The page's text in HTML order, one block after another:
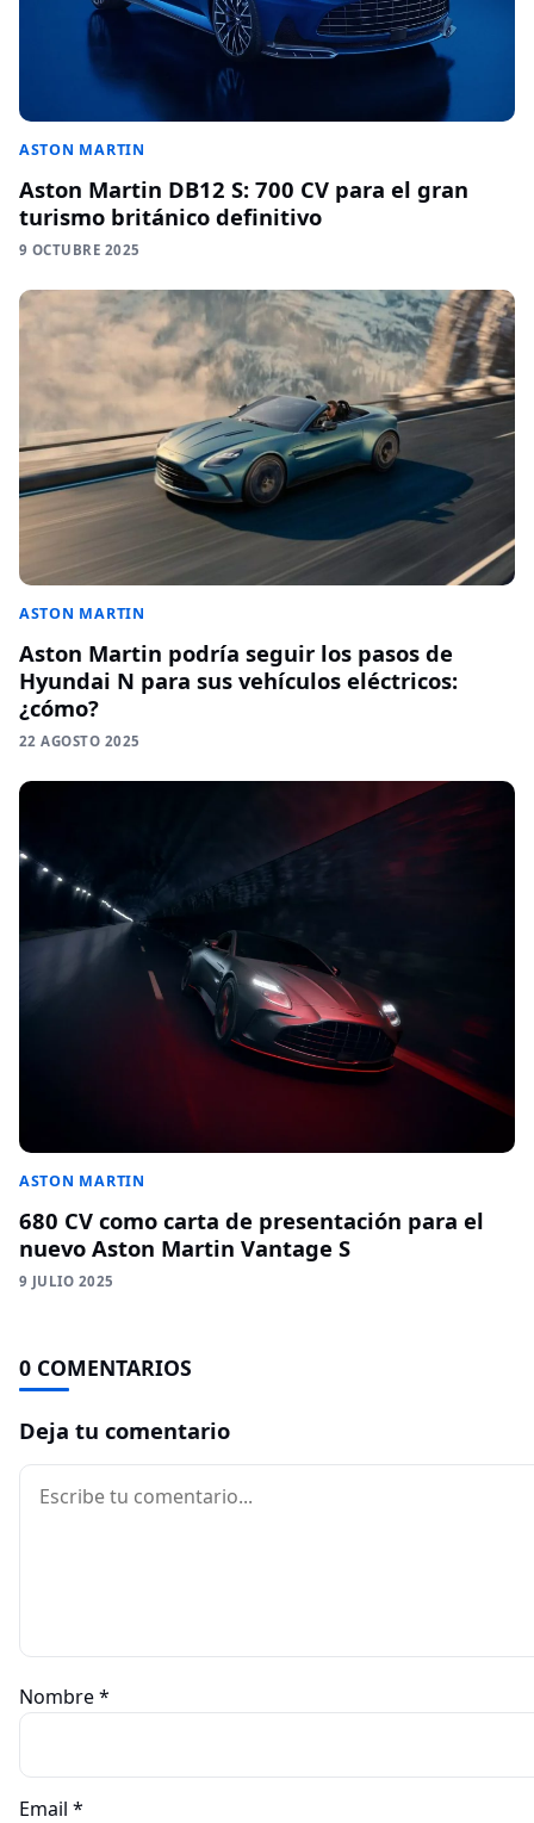
ASTON MARTIN
Aston Martin DB12 S: 700 CV para el gran
turismo británico definitivo
9 OCTUBRE 2025
ASTON MARTIN
Aston Martin podría seguir los pasos de
Hyundai N para sus vehículos eléctricos:
¿cómo?
22 AGOSTO 2025
ASTON MARTIN
680 CV como carta de presentación para el
nuevo Aston Martin Vantage S
9 JULIO 2025
0 COMENTARIOS
Deja tu comentario
Comentario
Nombre*
Email *